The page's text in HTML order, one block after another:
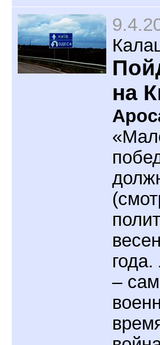
на
–